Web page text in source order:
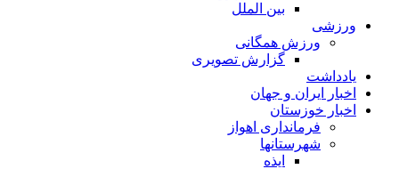
بین الملل
ورزشی
ورزش همگانی
گزارش تصویری
یادداشت
اخبار ایران و جهان
اخبار خوزستان
فرمانداری اهواز
شهرستانها
ایذه